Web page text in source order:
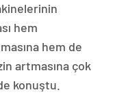
hem
hem de
artmasına çok
konuştu.